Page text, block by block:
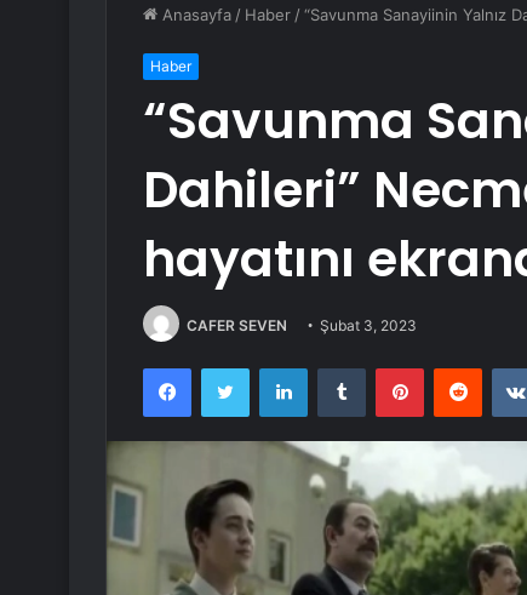
Anasayfa / Haber /“Savunma Sanayiinin Yalnız
Haber
“Savunma
Dahileri”
hayatını
CAFER SEVEN Şubat 3, 2023
FacebookTwitter LinkedInTumblr Pinterest